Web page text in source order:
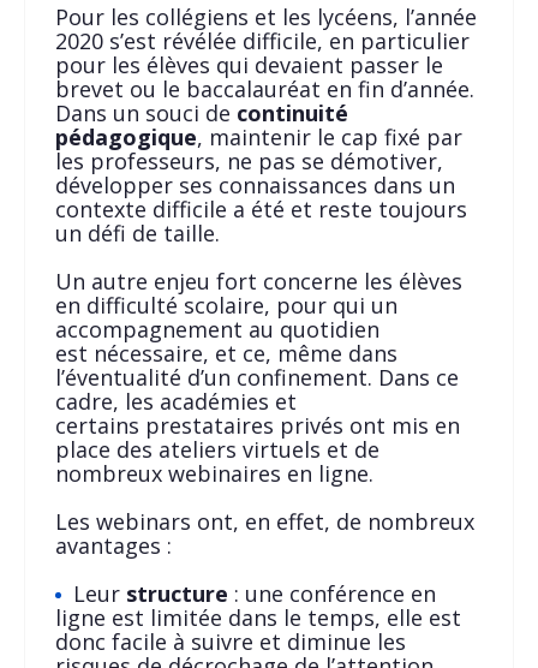
Pour les collégiens et les lycéens, l’année
2020 s’est révélée difficile, en particulier
pour les élèves qui devaient passer le
brevet ou le baccalauréat en fin d’année.
Dans un souci de continuité
pédagogique, maintenir le cap fixé par
les professeurs, ne pas se démotiver,
développer ses connaissances dans un
contexte difficile a été et reste toujours
un défi de taille.
Un autre enjeu fort concerne les élèves
en difficulté scolaire, pour qui un
accompagnement au quotidien
est nécessaire, et ce, même dans
l’éventualité d’un confinement. Dans ce
cadre, les académies et
certains prestataires privés ont mis en
place des ateliers virtuels et de
nombreux webinaires en ligne.
Les webinars ont, en effet, de nombreux
avantages :
Leur structure : une conférence en
ligne est limitée dans le temps, elle est
donc facile à suivre et diminue les